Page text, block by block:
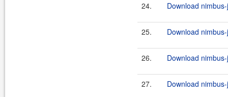
24. Download
25. Download
26. Download
27. Download